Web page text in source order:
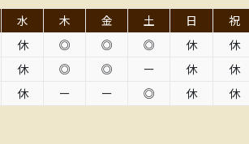
水 木 金 土 日
祝
休 ◎ ◎ ◎ 休
休
休 ◎ ◎ ー 休
休
休 ー ー ◎ 休 休